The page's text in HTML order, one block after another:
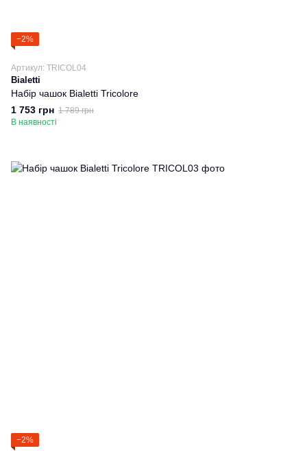
−2%
Артикул: TRICOL04
Bialetti
Набір чашок Bialetti Tricolore
1 753 грн 1 789 грн
В наявності
−2%